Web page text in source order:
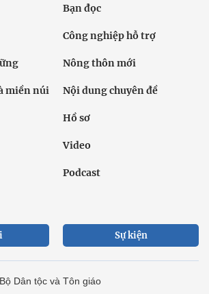
Bạn đọc
Công nghiệp hỗ trợ
Nông thôn mới
miền núi Nội dung chuyên đề
Hồ sơ
Video
Podcast
Sự kiện
Dân tộc và Tôn giáo